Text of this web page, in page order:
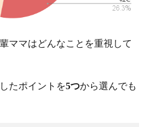
ママはどんなことを重視して
たポイントを5つから選んでも